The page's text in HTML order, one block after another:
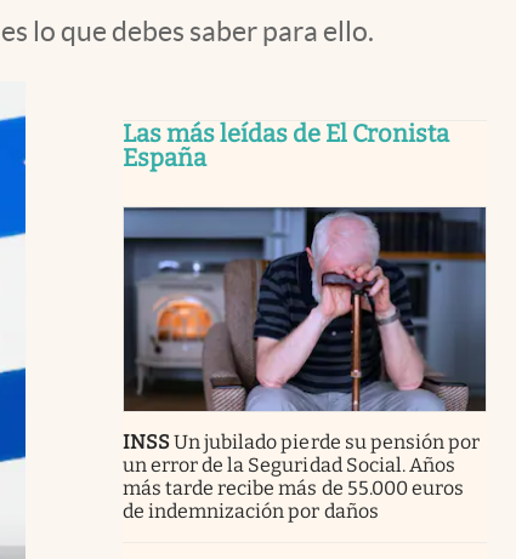
lo que debes saber para ello.
Las más leídas de El Cronista
España
INSSUn jubilado pierde su pensión por
un error de la Seguridad Social. Años
más tarde recibe más de 55.000 euros
de indemnización por daños